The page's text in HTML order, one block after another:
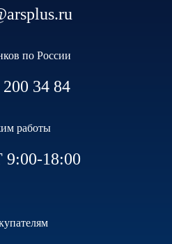
по России
34 84
работы
18:00